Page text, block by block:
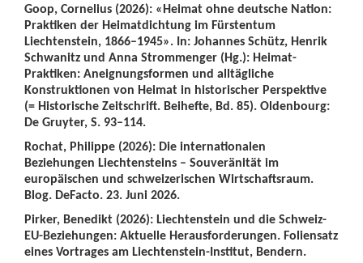
Goop, Cornelius (2026): «Heimat ohne deutsche Nation:
Praktiken der Heimatdichtung im Fürstentum
Liechtenstein, 1866–1945». In: Johannes Schütz, Henrik
Schwanitz und Anna Strommenger (Hg.): Heimat-
Praktiken: Aneignungsformen und alltägliche
Konstruktionen von Heimat in historischer Perspektive
(= Historische Zeitschrift. Beihefte, Bd. 85). Oldenbourg:
De Gruyter, S. 93–114.
Rochat, Philippe (2026): Die internationalen
Beziehungen Liechtensteins – Souveränität im
europäischen und schweizerischen Wirtschaftsraum.
Blog. DeFacto. 23. Juni 2026.
Pirker, Benedikt (2026): Liechtenstein und die Schweiz-
EU-Beziehungen: Aktuelle Herausforderungen. Foliensatz
eines Vortrages am Liechtenstein-Institut, Bendern.